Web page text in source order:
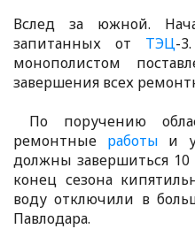
Вслед за южной.
запитанных от ТЭЦ-
монополистом
завершения всех
По поручению
ремонтные работы и
должны завершиться 10
конец сезона
воду отключили в
Павлодара.